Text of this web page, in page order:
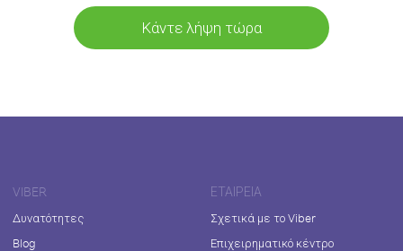
Κάντε λήψη τώρα
VIBER
Δυνατότητες
Blog
ΕΤΑΙΡΕΊΑ
Σχετικά με το Viber
Επιχειρηματικό κέντρο